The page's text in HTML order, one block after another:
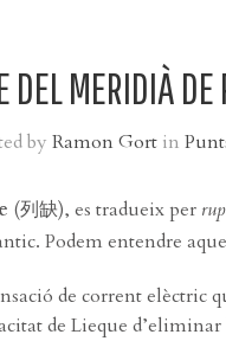
DEL MERIDIÀ
by Ramon Gort in
(列缺), es tradueix per
Podem entendre
de corrent elèctric
de Lieque